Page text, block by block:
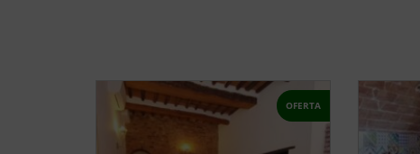
OFERTA